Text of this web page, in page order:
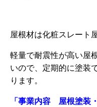
屋根材は化粧スレート
軽量で耐震性が高い屋
いので、定期的に塗装
ります。
「事業内容 屋根塗装